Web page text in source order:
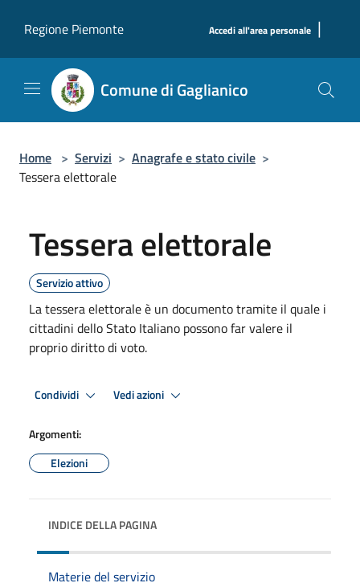
Regione Piemonte
Accedi all'area personale |
Comune di Gaglianico
Home > Servizi > Anagrafe e stato civile >
Tessera elettorale
Tessera elettorale
Servizio attivo
La tessera elettorale è un documento tramite il quale i
cittadini dello Stato Italiano possono far valere il
proprio diritto di voto.
Condividi Vedi azioni
Argomenti:
Elezioni
INDICE DELLA PAGINA
Materie del servizio